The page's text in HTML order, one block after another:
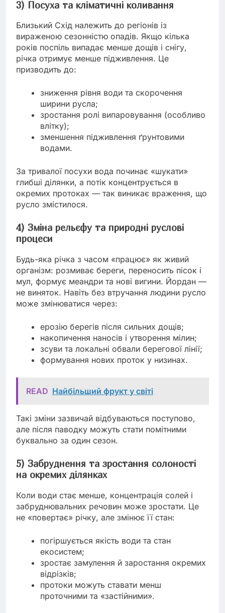
3) Посуха та кліматичні коливання
Близький Схід належить до регіонів із
вираженою сезонністю опадів. Якщо кілька
років поспіль випадає менше дощів і снігу,
річка отримує менше підживлення. Це
призводить до:
зниження рівня води та скорочення
ширини русла;
зростання ролі випаровування (особливо
влітку);
зменшення підживлення ґрунтовими
водами.
За тривалої посухи вода починає «шукати»
глибші ділянки, а потік концентрується в
окремих протоках — так виникає враження, що
русло змістилося.
4) Зміна рельєфу та природні руслові
процеси
Будь-яка річка з часом «працює» як живий
організм: розмиває береги, переносить пісок і
мул, формує меандри та нові вигини. Йордан —
не виняток. Навіть без втручання людини русло
може змінюватися через:
ерозію берегів після сильних дощів;
накопичення наносів і утворення мілин;
зсуви та локальні обвали берегової лінії;
формування нових проток у низинах.
READ Найбільший фрукт у світі
Такі зміни зазвичай відбуваються поступово,
але після паводку можуть стати помітними
буквально за один сезон.
5) Забруднення та зростання солоності
на окремих ділянках
Коли води стає менше, концентрація солей і
забруднювальних речовин може зростати. Це
не «повертає» річку, але змінює її стан:
погіршується якість води та стан
екосистем;
зростає замулення й заростання окремих
відрізків;
протоки можуть ставати менш
проточними та «застійними».